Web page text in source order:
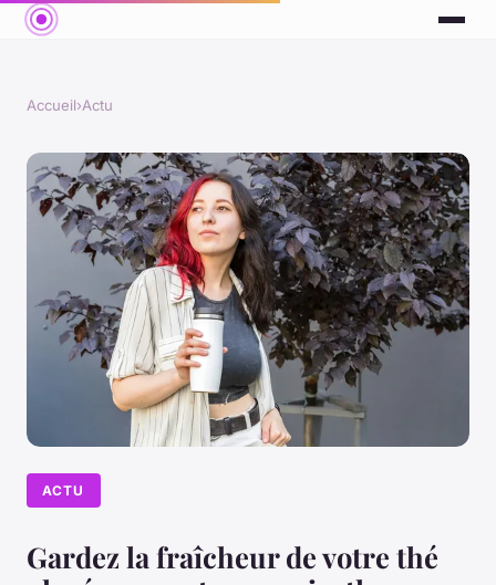
Accueil›Actu
ACTU
Gardez la fraîcheur de votre thé